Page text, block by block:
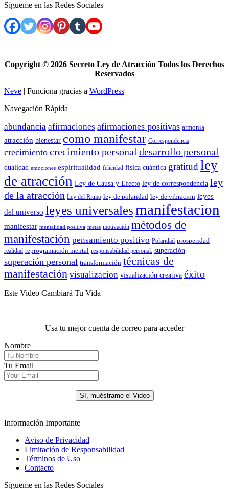
Sígueme en las Redes Sociales
Copyright © 2026 Secreto Ley de Atracción Todos los Derechos
Reservados
Neve | Funciona gracias a WordPress
Navegación Rápida
abundancia afirmaciones afirmaciones positivas armonía
atracción bienestar como manifestar Correspondencia
crecimiento crecimiento personal desarrollo personal
dualidad emociones espiritualidad felicidad física cuántica gratitudley
de atracción Ley de Causa y Efecto ley de correspondencia ley
de la atracción Ley del Ritmo ley de polaridad ley de vibracion leyes
del universo leyes universalesmanifestacion
manifestar mentalidad positiva metas motivación métodos de
manifestación pensamiento positivo Polaridad prosperidad
realidad reprogramación mental responsabilidad personal. superación
superación personal transformación técnicas de
manifestación visualizacion visualización creativa éxito
Este Video Cambiará Tu Vida
Usa tu mejor cuenta de correo para acceder
Nombre
Tu Email
SI, muéstrame el Video
Información Importante
Aviso de Privacidad
Limitación de Responsabilidad
Términos de Uso
Contacto
Sígueme en las Redes Sociales